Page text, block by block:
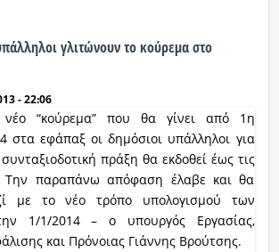
γλιτώνουν το κούρεμα στο
- 22:06
νέο “κούρεμα” που θα γίνει από 1η
στα εφάπαξ οι δημόσιοι υπάλληλοι για
πράξη θα εκδοθεί έως τις
Την παραπάνω απόφαση έλαβε και θα
με το νέο τρόπο υπολογισμού των
1/1/2014 – ο υπουργός Εργασίας,
και Πρόνοιας Γιάννης Βρούτσης.